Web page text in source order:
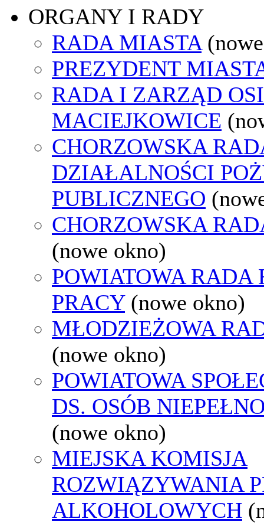
ORGANY I RADY
RADA MIASTA
PREZYDENT
RADA I ZARZĄD
MACIEJKOWICE
CHORZOWSKA
DZIAŁALNOŚCI
PUBLICZNEGO
CHORZOWSKA
(nowe okno)
POWIATOWA RADA
PRACY (nowe okno)
MŁODZIEŻOWA
(nowe okno)
POWIATOWA
DS. OSÓB
(nowe okno)
MIEJSKA KOMISJA
ROZWIĄZYWANIA
ALKOHOLOWYCH